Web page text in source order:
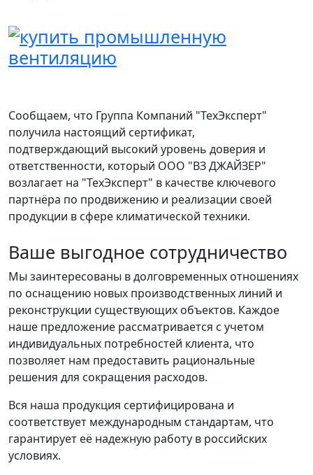
Сообщаем, что Группа Компаний "ТехЭксперт"
получила настоящий сертификат,
подтверждающий высокий уровень доверия и
ответственности, который ООО "ВЗ ДЖАЙЗЕР"
возлагает на "ТехЭксперт" в качестве ключевого
партнёра по продвижению и реализации своей
продукции в сфере климатической техники.
Ваше выгодное сотрудничество
Мы заинтересованы в долговременных отношениях
по оснащению новых производственных линий и
реконструкции существующих объектов. Каждое
наше предложение рассматривается с учетом
индивидуальных потребностей клиента, что
позволяет нам предоставить рациональные
решения для сокращения расходов.
Вся наша продукция сертифицирована и
соответствует международным стандартам, что
гарантирует её надежную работу в российских
условиях.